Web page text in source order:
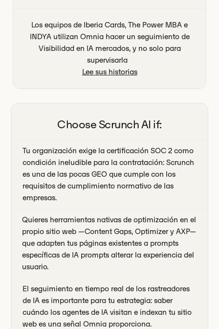
Los equipos de Iberia Cards, The Power MBA e
INDYA utilizan Omnia hacer un seguimiento de
Visibilidad en IA mercados, y no solo para
supervisarla
Lee sus historias
ChooseScrunch AI if:
Tu organización exige la certificación SOC 2 como
condición ineludible para la contratación: Scrunch
es una de las pocas GEO que cumple con los
requisitos de cumplimiento normativo de las
empresas.
Quieres herramientas nativas de optimización en el
propio sitio web —Content Gaps, Optimizer y AXP—
que adapten tus páginas existentes a prompts
específicas de IA prompts alterar la experiencia del
usuario.
El seguimiento en tiempo real de los rastreadores
de IA es importante para tu estrategia: saber
cuándo los agentes de IA visitan e indexan tu sitio
web es una señal Omnia proporciona.